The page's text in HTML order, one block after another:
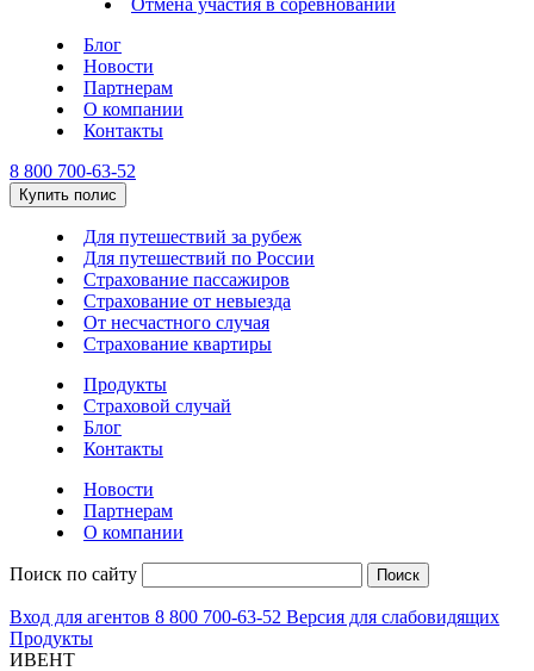
Отмена участия в соревновании
Блог
Новости
Партнерам
О компании
Контакты
8 800 700-63-52
Купить полис
Для путешествий за рубеж
Для путешествий по России
Страхование пассажиров
Страхование от невыезда
От несчастного случая
Страхование квартиры
Продукты
Страховой случай
Блог
Контакты
Новости
Партнерам
О компании
Поиск по сайту Поиск
Вход для агентов 8 800 700-63-52 Версия для слабовидящих
Продукты
ИВЕНТ